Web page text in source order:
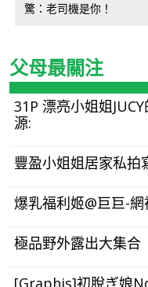
驚：老司機是你！
父母最關注
31P 漂亮小姐姐
源:
豐盈小姐姐居家私拍
爆乳福利姬@巨巨-
極品野外露出大集合
[Graphis]初脫ぎ娘